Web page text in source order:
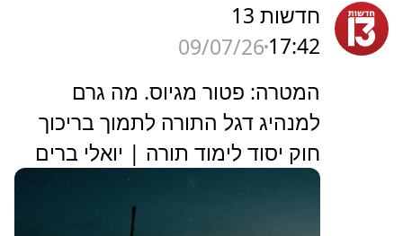
חדשות 13
17:42
09/07/26
המטרה: פטור מגיוס. מה גרם
למנהיג דגל התורה לתמוך בריכוך
חוק יסוד לימוד תורה | יואלי ברים